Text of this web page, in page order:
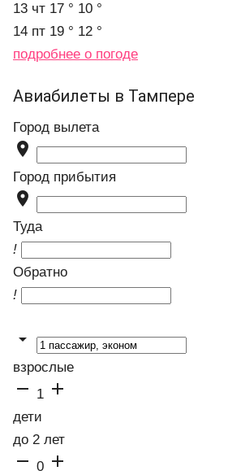
13 чт 17 ° 10 °
14 пт 19 ° 12 °
подробнее о погоде
Авиабилеты в Тампере
Город вылета

Город прибытия

Туда
!
Обратно
!

взрослые
 1 
дети
до 2 лет
 0 